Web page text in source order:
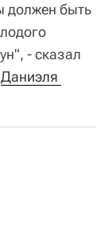
должен быть
- сказал
Даниэля